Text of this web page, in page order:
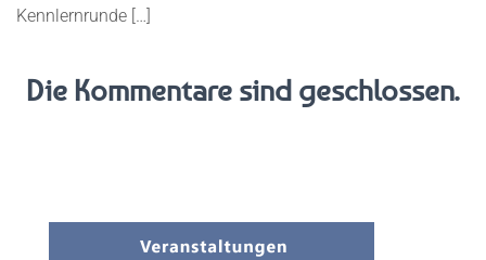
Kennlernrunde […]
Die Kommentare sind geschlossen.